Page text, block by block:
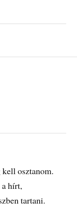
osztanom.
hírt,
tartani.